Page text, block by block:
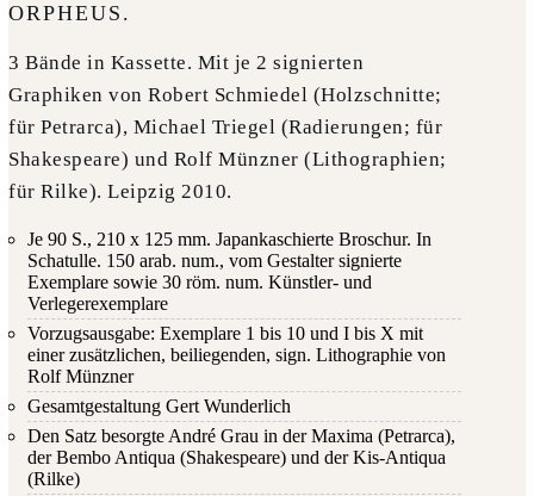
ORPHEUS.
3 Bände in Kassette. Mit je 2 signierten
Graphiken von Robert Schmiedel (Holzschnitte;
für Petrarca), Michael Triegel (Radierungen; für
Shakespeare) und Rolf Münzner (Lithographien;
für Rilke). Leipzig 2010.
Je 90 S., 210 x 125 mm. Japankaschierte Broschur. In
Schatulle. 150 arab. num., vom Gestalter signierte
Exemplare sowie 30 röm. num. Künstler- und
Verlegerexemplare
Vorzugsausgabe: Exemplare 1 bis 10 und I bis X mit
einer zusätzlichen, beiliegenden, sign. Lithographie von
Rolf Münzner
Gesamtgestaltung Gert Wunderlich
Den Satz besorgte André Grau in der Maxima (Petrarca),
der Bembo Antiqua (Shakespeare) und der Kis-Antiqua
(Rilke)